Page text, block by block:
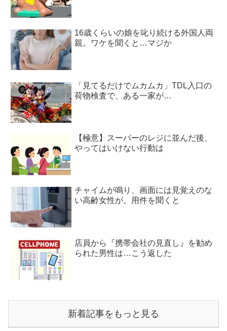
16歳くらいの娘を叱り続ける外国人両
親。ワケを聞くと…マジか
「見てるだけでムカムカ」TDL入口の
荷物検査で、ある一家が…
【極意】スーパーのレジに並んだ後、
やってはいけない行動は
チャイムが鳴り、画面には見覚えのな
い高齢女性が。用件を聞くと
店員から『携帯会社の見直し』を勧め
られた男性は…こう返した
新着記事をもっと見る